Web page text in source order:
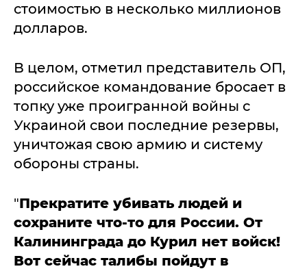
стоимостью в несколько миллионов
долларов.
В целом, отметил представитель ОП,
российское командование бросает в
топку уже проигранной войны с
Украиной свои последние резервы,
уничтожая свою армию и систему
обороны страны.
"Прекратите убивать людей и
сохраните что-то для России. От
Калининграда до Курил нет войск!
Вот сейчас талибы пойдут в